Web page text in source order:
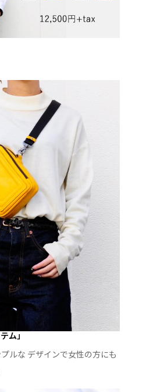
ム」
ルな デザインで女性の方にも